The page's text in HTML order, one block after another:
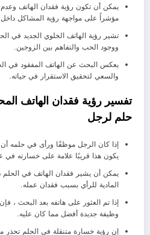
يمكن أن تكون رؤية فقدان الهاتف وعدم
مؤشراً على مواجهة رؤية المشاكل داخل
تشير رؤية الهاتف الخلوي الجديد في
ووجود الحب والتفاهم بين الزوجين.
يعكس البحث عن الهاتف المفقود في
والسعي لتحقيق الاستقرار في حياته.
تفسير رؤية فقدان الهاتف
حلم لرجل
إذا كان الرجل موظفًا ورأى في حلمه
يكون هذا قريبًا علامة على خسارته في
يمكن أن يشير فقدان الهاتف في
المادية للرأي بسبب فقدان عمله.
إذا تم العثور على هاتفه بعد البحث ،
وظيفة جديدة أفضل مما كان عليه.
إن رؤية خسارة متنقلة في الحلم تحذر